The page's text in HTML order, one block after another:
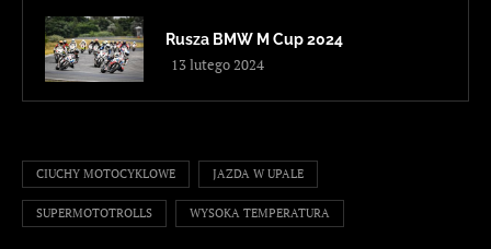
Rusza BMW M Cup 2024
13 lutego 2024
CIUCHY MOTOCYKLOWE JAZDA W UPALE
SUPERMOTOTROLLS WYSOKA TEMPERATURA